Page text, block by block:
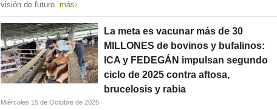
visión de futuro. más›
La meta es vacunar más de 30
MILLONES de bovinos y bufalinos:
ICA y FEDEGÁN impulsan segundo
ciclo de 2025 contra aftosa,
brucelosis y rabia
Miércoles 15 de Octubre de 2025